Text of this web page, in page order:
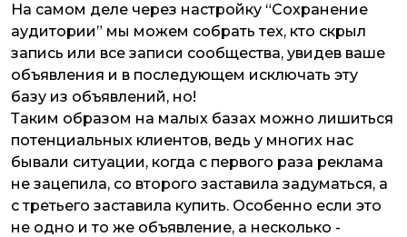
На самом деле через настройку “Сохранение
аудитории” мы можем собрать тех, кто скрыл
запись или все записи сообщества, увидев ваше
объявления и в последующем исключать эту
базу из объявлений, но!
Таким образом на малых базах можно лишиться
потенциальных клиентов, ведь у многих нас
бывали ситуации, когда с первого раза реклама
не зацепила, со второго заставила задуматься, а
с третьего заставила купить. Особенно если это
не одно и то же объявление, а несколько -